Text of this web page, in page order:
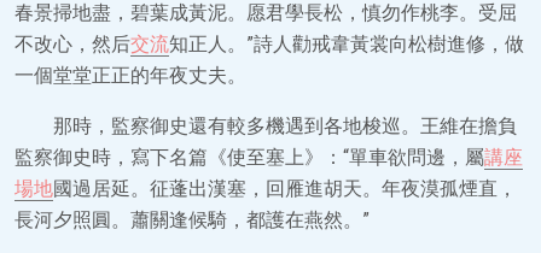
春景掃地盡，碧葉成黃泥。愿君學長松，慎勿作桃李。受屈
不改心，然后交流知正人。”詩人勸戒韋黃裳向松樹進修，做
一個堂堂正正的年夜丈夫。
那時，監察御史還有較多機遇到各地梭巡。王維在擔負
監察御史時，寫下名篇《使至塞上》：“單車欲問邊，屬講座
場地國過居延。征蓬出漢塞，回雁進胡天。年夜漠孤煙直，
長河夕照圓。蕭關逢候騎，都護在燕然。”